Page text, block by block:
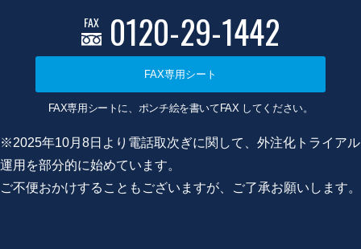
FAX 0120-29-1442
FAX専用シート
FAX専用シートに、ポンチ絵を書いてFAX してください。
※2025年10月8日より電話取次ぎに関して、外注化トライアル
運用を部分的に始めています。
ご不便おかけすることもございますが、ご了承お願いします。